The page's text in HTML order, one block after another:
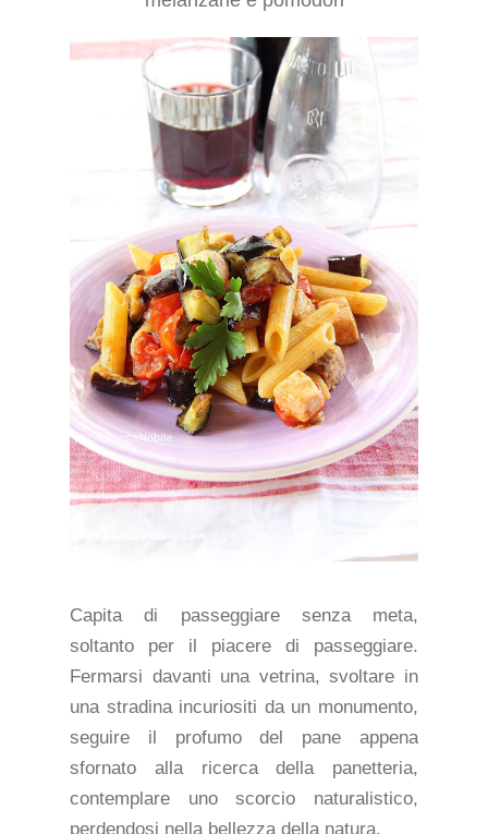
Capita di passeggiare senza meta,
soltanto per il piacere di passeggiare.
Fermarsi davanti una vetrina, svoltare in
una stradina incuriositi da un monumento,
seguire il profumo del pane appena
sfornato alla ricerca della panetteria,
contemplare uno scorcio naturalistico,
perdendosi nella bellezza della natura.